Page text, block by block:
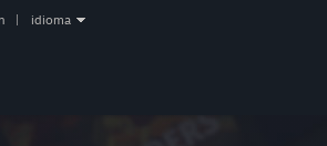
idioma